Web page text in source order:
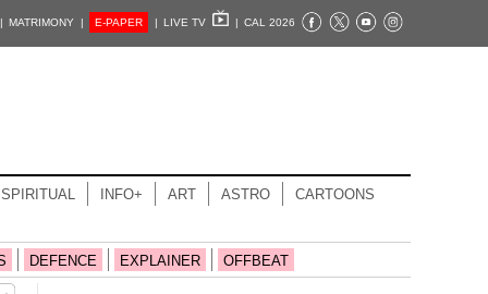
MATRIMONY | E-PAPER | LIVE TV | CAL 2026
SPIRITUAL INFO+ ART ASTRO CARTOONS
DEFENCE EXPLAINER OFFBEAT